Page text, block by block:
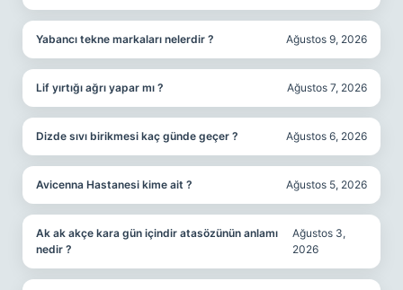
Yabancı tekne markaları nelerdir ? Ağustos 9, 2026
Lif yırtığı ağrı yapar mı ? Ağustos 7, 2026
Dizde sıvı birikmesi kaç günde geçer ? Ağustos 6, 2026
Avicenna Hastanesi kime ait ? Ağustos 5, 2026
Ak ak akçe kara gün içindir atasözünün anlamı
nedir ?
Ağustos 3,
2026